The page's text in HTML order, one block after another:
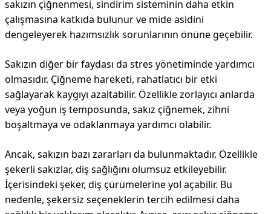
sakızın çiğnenmesi, sindirim sisteminin daha etkin
çalışmasına katkıda bulunur ve mide asidini
dengeleyerek hazımsızlık sorunlarının önüne geçebilir.
Sakızın diğer bir faydası da stres yönetiminde yardımcı
olmasıdır. Çiğneme hareketi, rahatlatıcı bir etki
sağlayarak kaygıyı azaltabilir. Özellikle zorlayıcı anlarda
veya yoğun iş temposunda, sakız çiğnemek, zihni
boşaltmaya ve odaklanmaya yardımcı olabilir.
Ancak, sakızın bazı zararları da bulunmaktadır. Özellikle
şekerli sakızlar, diş sağlığını olumsuz etkileyebilir.
İçerisindeki şeker, diş çürümelerine yol açabilir. Bu
nedenle, şekersiz seçeneklerin tercih edilmesi daha